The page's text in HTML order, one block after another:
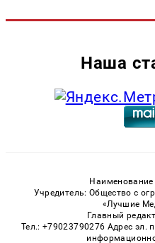
Наша
Учредитель: Общество с
«Лучшие
Главный
Тел.: +79023790276 Адрес эл.